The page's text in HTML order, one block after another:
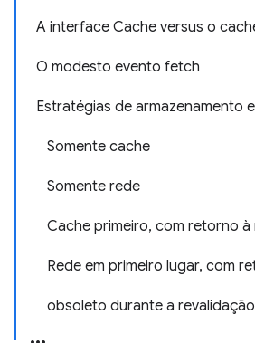
A interface Cache versus o
O modesto evento fetch
Estratégias de armazenamento
Somente cache
Somente rede
Cache primeiro, com retorno à
Rede em primeiro lugar, com
obsoleto durante a revalidação